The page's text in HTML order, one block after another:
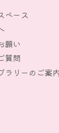
ペース
願い
質問
ラリーのご案内